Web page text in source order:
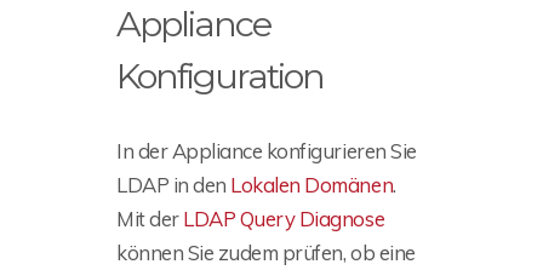
Appliance
Konfiguration
In der Appliance konfigurieren Sie
LDAP in den Lokalen Domänen.
Mit derLDAP Query Diagnose
können Sie zudem prüfen, ob eine